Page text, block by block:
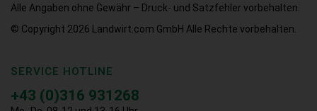
Alle Angaben ohne Gewähr – Druck- und Satzfehler vorbehalten.
© Copyright 2026
Landwirt.com GmbH Alle Rechte vorbehalten.
SERVICE HOTLINE
+43 (0)316 931268